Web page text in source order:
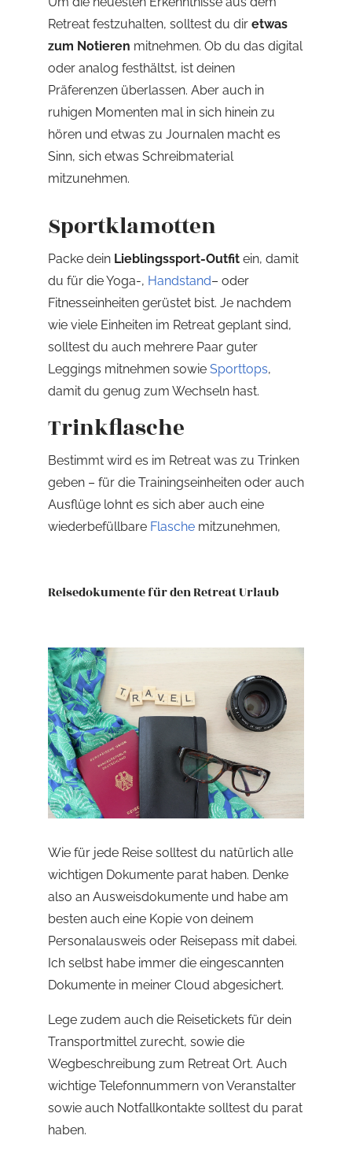
Retreat festzuhalten, solltest du dir etwas
zum Notieren mitnehmen. Ob du das digital
oder analog festhältst, ist deinen
Präferenzen überlassen. Aber auch in
ruhigen Momenten mal in sich hinein zu
hören und etwas zu Journalen macht es
Sinn, sich etwas Schreibmaterial
mitzunehmen.
Sportklamotten
Packe dein Lieblingssport-Outfitein, damit
du für die Yoga-, Handstand– oder
Fitnesseinheiten gerüstet bist. Je nachdem
wie viele Einheiten im Retreat geplant sind,
solltest du auch mehrere Paar guter
Leggings mitnehmen sowie Sporttops,
damit du genug zum Wechseln hast.
Trinkflasche
Bestimmt wird es im Retreat was zu Trinken
geben – für die Trainingseinheiten oder auch
Ausflüge lohnt es sich aber auch eine
wiederbefüllbare Flaschemitzunehmen,
Reisedokumente für den Retreat Urlaub
Wie für jede Reise solltest du natürlich alle
wichtigen Dokumente parat haben. Denke
also an Ausweisdokumente und habe am
besten auch eine Kopie von deinem
Personalausweis oder Reisepass mit dabei.
Ich selbst habe immer die eingescannten
Dokumente in meiner Cloud abgesichert.
Lege zudem auch die Reisetickets für dein
Transportmittel zurecht, sowie die
Wegbeschreibung zum Retreat Ort. Auch
wichtige Telefonnummern von Veranstalter
sowie auch Notfallkontakte solltest du parat
haben.